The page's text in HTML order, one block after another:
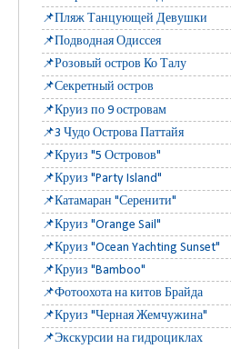
📌Пляж Танцующей Девушки
📌Подводная Одиссея
📌Розовый остров Ко Талу
📌Секретный остров
📌Круиз по 9 островам
📌3 Чудо Острова Паттайя
📌Круиз "5 Островов"
📌Круиз "Party Island"
📌Катамаран "Серенити"
📌Круиз "Orange Sail"
📌Круиз "Ocean Yachting Sunset"
📌Круиз "Bamboo"
📌Фотоохота на китов Брайда
📌Круиз "Черная Жемчужина"
📌Экскурсии на гидроциклах